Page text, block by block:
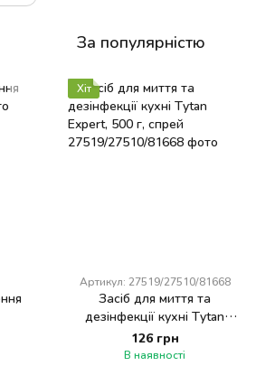
За популярністю
Хіт
Артикул: 27519/27510/81668
Засіб для миття та
дезінфекції кухні Tytan
Expert, 500 г, спрей
126 грн
В наявності